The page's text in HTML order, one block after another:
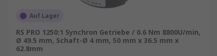
präzise Kraftübertragung durch perfekt
ausgerichtete Eingangs- und Ausgangswellen.
Entdecken Sie die Vorteile von Stirnradgetrieben
und Planetengetrieben – Ihre Lösung für
Auf Lager
RS PRO 1250:1 Synchron Getriebe / 0.6 Nm 8800U/min,
Ø 49.5 mm, Schaft-Ø 4 mm, 50 mm x 36.5 mm x
62.8mm